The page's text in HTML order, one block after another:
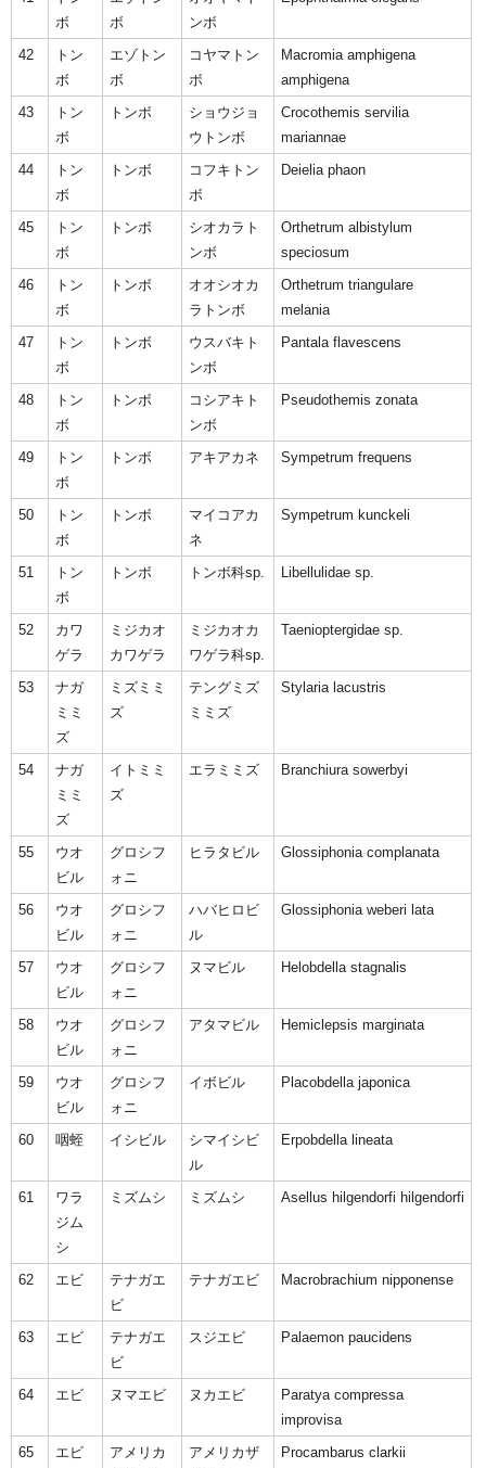
ボ
ボ
ンボ
42
トン
ボ
エゾトン
ボ
コヤマトン
ボ
Macromia amphigena
amphigena
43
トン
ボ
トンボ
ショウジョ
ウトンボ
Crocothemis servilia
mariannae
44
トン
ボ
トンボ
コフキトン
ボ
Deielia phaon
45
トン
ボ
トンボ
シオカラト
ンボ
Orthetrum albistylum
speciosum
46
トン
ボ
トンボ
オオシオカ
ラトンボ
Orthetrum triangulare
melania
47
トン
ボ
トンボ
ウスバキト
ンボ
Pantala flavescens
48
トン
ボ
トンボ
コシアキト
ンボ
Pseudothemis zonata
49
トン
ボ
トンボ アキアカネ Sympetrum frequens
50
トン
ボ
トンボ
マイコアカ
ネ
Sympetrum kunckeli
51
トン
ボ
トンボ トンボ科sp. Libellulidae sp.
52
カワ
ゲラ
ミジカオ
カワゲラ
ミジカオカ
ワゲラ科sp.
Taenioptergidae sp.
53
ナガ
ミミ
ズ
ミズミミ
ズ
テングミズ
ミミズ
Stylaria lacustris
54
ナガ
ミミ
ズ
イトミミ
ズ
エラミミズ Branchiura sowerbyi
55
ウオ
ビル
グロシフ
ォニ
ヒラタビル Glossiphonia complanata
56
ウオ
ビル
グロシフ
ォニ
ハバヒロビ
ル
Glossiphonia weberi lata
57
ウオ
ビル
グロシフ
ォニ
ヌマビル Helobdella stagnalis
58
ウオ
ビル
グロシフ
ォニ
アタマビル Hemiclepsis marginata
59
ウオ
ビル
グロシフ
ォニ
イボビル Placobdella japonica
60 咽蛭 イシビル
シマイシビ
ル
Erpobdella lineata
61
ワラ
ジム
シ
ミズムシ ミズムシ Asellus hilgendorfi hilgendorfi
62 エビ
テナガエ
ビ
テナガエビ Macrobrachium nipponense
63 エビ
テナガエ
ビ
スジエビ Palaemon paucidens
64 エビ ヌマエビ ヌカエビ
Paratya compressa
improvisa
65
エビ
アメリカ
アメリカザ
Procambarus clarkii